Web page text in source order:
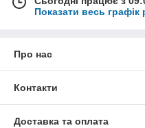
Показати весь графік
Про нас
Контакти
Доставка та оплата